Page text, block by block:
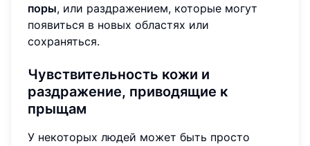
поры, или раздражением, которые могут
появиться в новых областях или
сохраняться.
Чувствительность кожи и
раздражение, приводящие к
прыщам
У некоторых людей может быть просто